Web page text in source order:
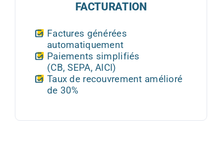
FACTURATION
Factures générées
automatiquement
Paiements simplifiés
(CB, SEPA, AICI)
Taux de recouvrement amélioré
de 30%